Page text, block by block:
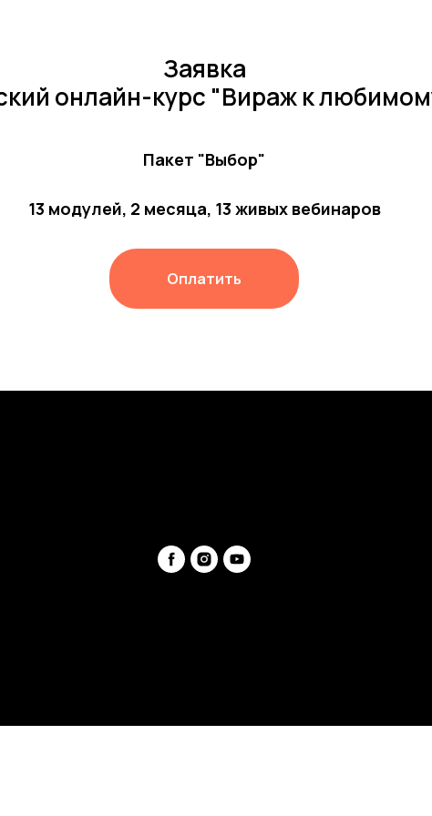
Заявка
онлайн-курс "Вираж к
Пакет "Выбор"
13 модулей, 2 месяца, 13 живых вебинаров
Оплатить